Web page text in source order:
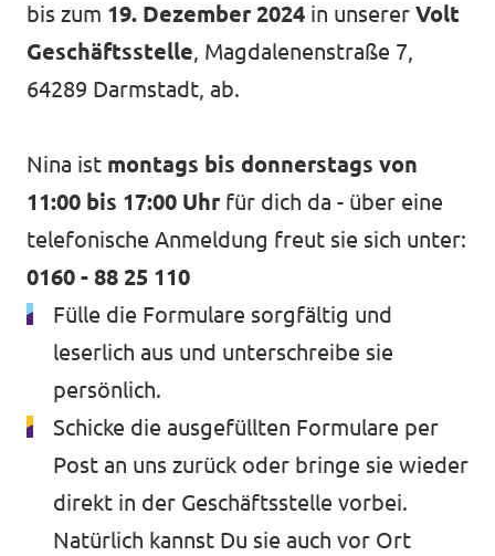
bis zum 19. Dezember 2024 in unserer Volt
Geschäftsstelle, Magdalenenstraße 7,
64289 Darmstadt, ab.
Nina ist montags bis donnerstags von
11:00 bis 17:00 Uhrfür dich da - über eine
telefonische Anmeldung freut sie sich unter:
0160 - 88 25 110
Fülle die Formulare sorgfältig und
leserlich aus und unterschreibe sie
persönlich.
Schicke die ausgefüllten Formulare per
Post an uns zurück oder bringe sie wieder
direkt in der Geschäftsstelle vorbei.
Natürlich kannst Du sie auch vor Ort